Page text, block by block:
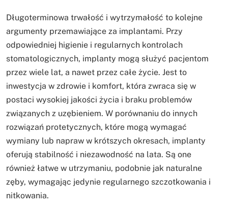
Długoterminowa trwałość i wytrzymałość to kolejne
argumenty przemawiające za implantami. Przy
odpowiedniej higienie i regularnych kontrolach
stomatologicznych, implanty mogą służyć pacjentom
przez wiele lat, a nawet przez całe życie. Jest to
inwestycja w zdrowie i komfort, która zwraca się w
postaci wysokiej jakości życia i braku problemów
związanych z uzębieniem. W porównaniu do innych
rozwiązań protetycznych, które mogą wymagać
wymiany lub napraw w krótszych okresach, implanty
oferują stabilność i niezawodność na lata. Są one
również łatwe w utrzymaniu, podobnie jak naturalne
zęby, wymagając jedynie regularnego szczotkowania i
nitkowania.